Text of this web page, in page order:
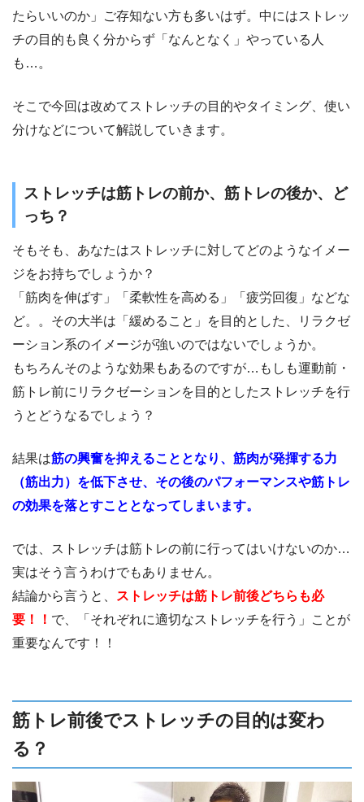
たらいいのか」ご存知ない方も多いはず。中にはストレッ
チの目的も良く分からず「なんとなく」やっている人
も…。
そこで今回は改めてストレッチの目的やタイミング、使い
分けなどについて解説していきます。
ストレッチは筋トレの前か、筋トレの後か、ど
っち？
そもそも、あなたはストレッチに対してどのようなイメー
ジをお持ちでしょうか？
「筋肉を伸ばす」「柔軟性を高める」「疲労回復」などな
ど。。その大半は「緩めること」を目的とした、リラクゼ
ーション系のイメージが強いのではないでしょうか。
もちろんそのような効果もあるのですが…もしも運動前・
筋トレ前にリラクゼーションを目的としたストレッチを行
うとどうなるでしょう？
結果は筋の興奮を抑えることとなり、筋肉が発揮する力
（筋出力）を低下させ、その後のパフォーマンスや筋トレ
の効果を落とすこととなってしまいます。
では、ストレッチは筋トレの前に行ってはいけないのか…
実はそう言うわけでもありません。
結論から言うと、
ストレッチは筋トレ前後どちらも必
要！！ で、「それぞれに適切なストレッチを行う」ことが
重要なんです！！
筋トレ前後でストレッチの目的は変わ
る？